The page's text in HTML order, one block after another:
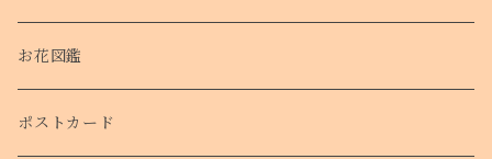
お花図鑑
ポストカード